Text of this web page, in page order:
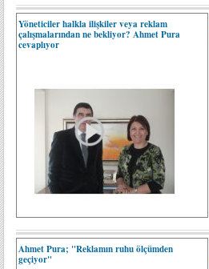
Yöneticiler halkla ilişkiler veya reklam
çalışmalarından ne bekliyor? Ahmet Pura
cevaplıyor
Ahmet Pura; "Reklamın ruhu ölçümden
geçiyor"